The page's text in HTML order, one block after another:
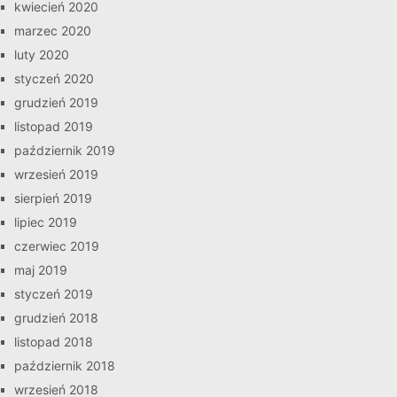
kwiecień 2020
marzec 2020
luty 2020
styczeń 2020
grudzień 2019
listopad 2019
październik 2019
wrzesień 2019
sierpień 2019
lipiec 2019
czerwiec 2019
maj 2019
styczeń 2019
grudzień 2018
listopad 2018
październik 2018
wrzesień 2018